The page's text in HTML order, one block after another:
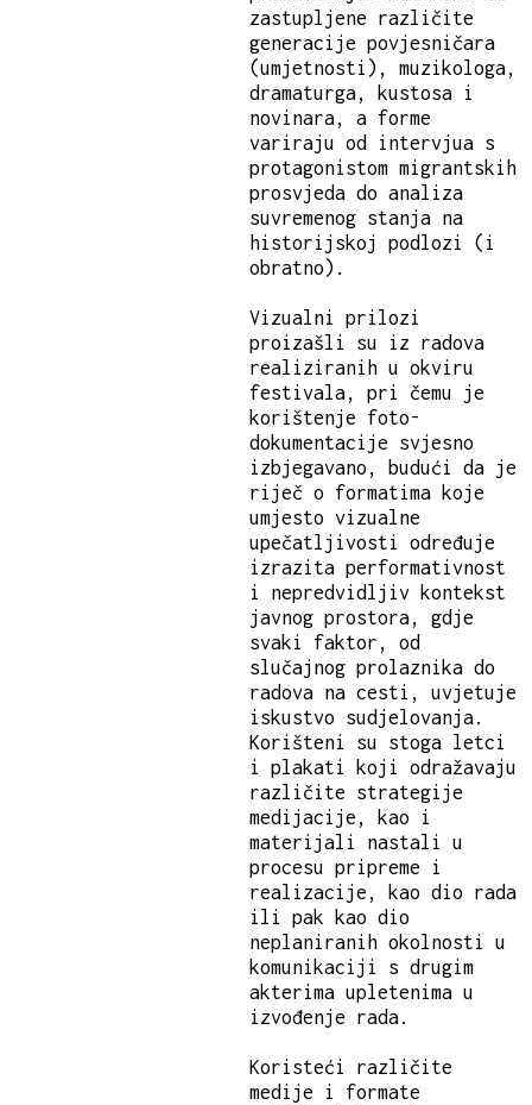
zastupljene različite
generacije povjesničara
(umjetnosti), muzikologa,
dramaturga, kustosa i
novinara, a forme
variraju od intervjua s
protagonistom migrantskih
prosvjeda do analiza
suvremenog stanja na
historijskoj podlozi (i
obratno).
Vizualni prilozi
proizašli su iz radova
realiziranih u okviru
festivala, pri čemu je
korištenje foto-
dokumentacije svjesno
izbjegavano, budući da je
riječ o formatima koje
umjesto vizualne
upečatljivosti određuje
izrazita performativnost
i nepredvidljiv kontekst
javnog prostora, gdje
svaki faktor, od
slučajnog prolaznika do
radova na cesti, uvjetuje
iskustvo sudjelovanja.
Korišteni su stoga letci
i plakati koji odražavaju
različite strategije
medijacije, kao i
materijali nastali u
procesu pripreme i
realizacije, kao dio rada
ili pak kao dio
neplaniranih okolnosti u
komunikaciji s drugim
akterima upletenima u
izvođenje rada.
Koristeći različite
medije i formate